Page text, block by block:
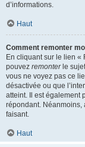
d’informations.
Haut
Comment remonter
En cliquant sur le lien «
pouvez remonterle
vous ne voyez pas ce
désactivée ou que
atteint. Il est également
répondant. Néanmoins,
faisant.
Haut